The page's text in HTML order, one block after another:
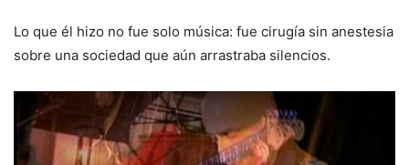
Lo que él hizo no fue solo música: fue cirugía sin anestesia
sobre una sociedad que aún arrastraba silencios.